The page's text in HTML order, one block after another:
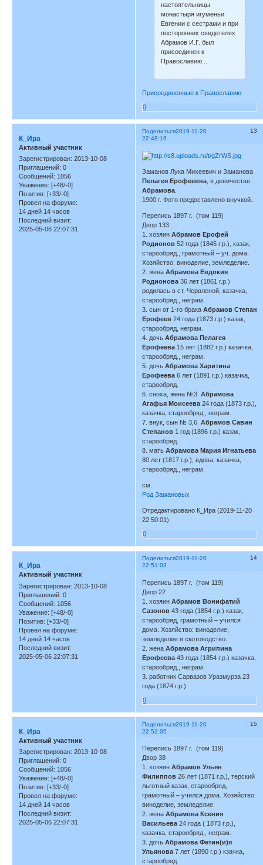
настоятельницы
монастыря игуменьи
Евгении с сестрами и при
посторонних свидетелях
Абрамов И.Г. был
присоединен к
Православию...
Присоединенные к Православию
0
Поделиться 13
2019-11-20
22:48:16
К_Ира
Активный участник
Зарегистрирован: 2013-10-08
Приглашений: 0
Сообщений: 1056
Уважение: [+48/-0]
Позитив: [+33/-0]
Провел на форуме:
14 дней 14 часов
Последний визит:
2025-05-06 22:07:31
Заманов Лука Михеевич и Заманова
Пелагея Ерофеевна, в девичестве
Абрамова.
1900 г. Фото предоставлено внучкой.
Перепись 1897 г. (том 119)
Двор 133
1. хозяинАбрамов Ерофей
Родионов52 года (1845 г.р.), казак,
старообряд., грамотный – уч. дома.
Хозяйство: виноделие, земледелие.
2. женаАбрамова Евдокия
Родионова36 лет (1861 г.р.)
родилась в ст. Червленой, казачка,
старообряд., неграм.
3. сын от 1-го бракаАбрамов Степан
Ерофеев 24 года (1873 г.р.) казак,
старообряд, неграм.
4. дочьАбрамова Пелагея
Ерофеева15 лет (1882 г.р.) казачка,
старообряд., неграм.
5. дочьАбрамова Харитина
Ерофеева6 лет (1891 г.р.) казачка,
старообряд.
6. сноха, жена №3Абрамова
Агафья Моисеева24 года (1873 г.р.),
казачка, старообряд., неграм.
7. внук, сын № 3,6Абрамов Савин
Степанов 1 год (1896 г.р.) казак,
старообряд.
8. матьАбрамова Мария Игнатьева
80 лет (1817 г.р.), вдова, казачка,
старообряд., неграм.
см.
Род Замановых
Отредактировано К_Ира (2019-11-20
22:50:01)
0
Поделиться 14
2019-11-20
22:51:03
К_Ира
Активный участник
Зарегистрирован: 2013-10-08
Приглашений: 0
Сообщений: 1056
Уважение: [+48/-0]
Позитив: [+33/-0]
Провел на форуме:
14 дней 14 часов
Последний визит:
2025-05-06 22:07:31
Перепись 1897 г. (том 119)
Двор 22
1. хозяинАбрамов Вонифатий
Сазонов 43 года (1854 г.р.) казак,
старообряд, грамотный – учился
дома. Хозяйство: виноделие,
земледелие и скотоводство.
2. жена Абрамова Агрипина
Ерофеева43 года (1854 г.р.) казачка,
старообряд., неграм.
3. работник Сарвазов Уразмурза 23
года (1874 г.р.)
0
Поделиться 15
2019-11-20
22:52:05
К_Ира
Активный участник
Зарегистрирован: 2013-10-08
Приглашений: 0
Сообщений: 1056
Уважение: [+48/-0]
Позитив: [+33/-0]
Провел на форуме:
14 дней 14 часов
Последний визит:
2025-05-06 22:07:31
Перепись 1897 г. (том 119)
Двор 38
1. хозяинАбрамов Ульян
Филиппов 26 лет (1871 г.р.), терский
льготный казак, старообряд,
грамотный – учился дома. Хозяйство:
виноделие, земледелие.
2. женаАбрамова Ксения
Васильева24 года ( 1873 г.р.),
казачка, старообряд., неграм.
3. дочьАбрамова Фетин(и)я
Ульянова 7 лет (1890 г.р.) кзачка,
старообряд.